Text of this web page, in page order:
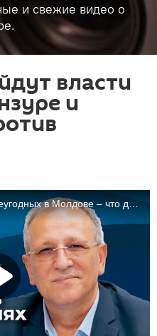
и свежие видео о
власти
и